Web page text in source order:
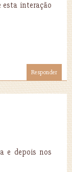
interação
Responder
e depois nos